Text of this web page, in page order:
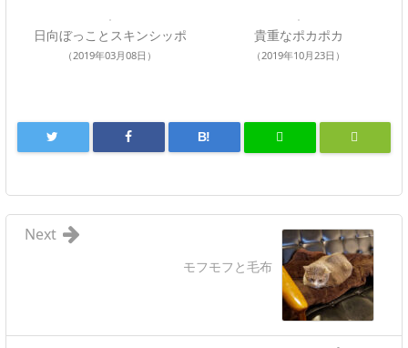
日向ぼっことスキンシッポ
（2019年03月08日）
貴重なポカポカ
（2019年10月23日）
B!
モフモフと毛布
Next